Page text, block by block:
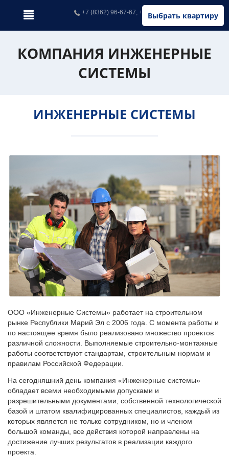
Выбрать квартиру
+7 (8362) 96-67-67, +7 (902) 326-67-67
КОМПАНИЯ ИНЖЕНЕРНЫЕ
СИСТЕМЫ
ИНЖЕНЕРНЫЕ СИСТЕМЫ
ООО «Инженерные Системы» работает на строительном
рынке Республики Марий Эл с 2006 года. С момента работы и
по настоящее время было реализовано множество проектов
различной сложности. Выполняемые строительно-монтажные
работы соответствуют стандартам, строительным нормам и
правилам Российской Федерации.
На сегодняшний день компания «Инженерные системы»
обладает всеми необходимыми допусками и
разрешительными документами, собственной технологической
базой и штатом квалифицированных специалистов, каждый из
которых является не только сотрудником, но и членом
большой команды, все действия которой направлены на
достижение лучших результатов в реализации каждого
проекта.